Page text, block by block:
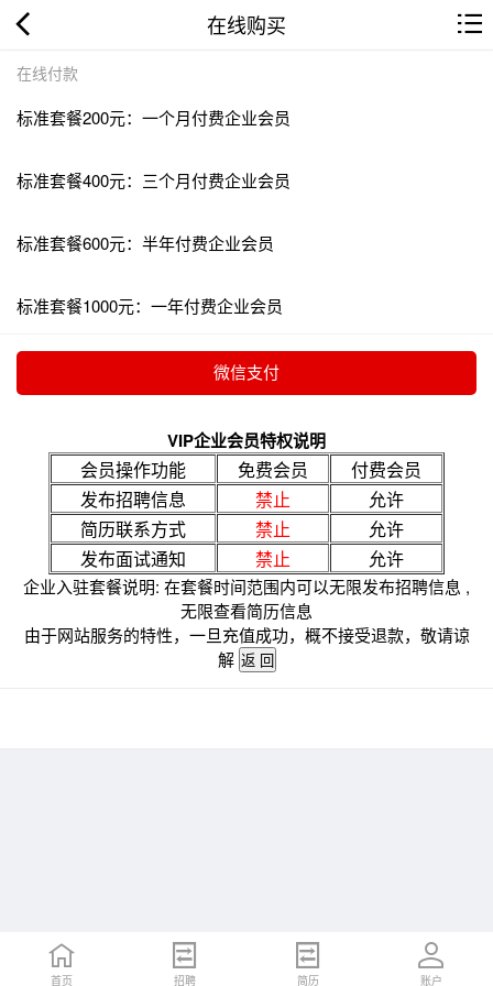
在线购买
在线付款
标准套餐200元：一个月付费企业会员
标准套餐400元：三个月付费企业会员
标准套餐600元：半年付费企业会员
标准套餐1000元：一年付费企业会员
VIP企业会员特权说明
会员操作功能 免费会员
付费会员
发布招聘信息
禁止
允许
简历联系方式
禁止
允许
发布面试通知
禁止 允许
企业入驻套餐说明: 在套餐时间范围内可以无限发布招聘信息 ,
无限查看简历信息
由于网站服务的特性，一旦充值成功，概不接受退款，敬请谅
解
首页 招聘 简历 账户